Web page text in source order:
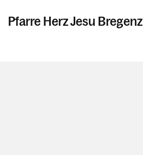
Pfarre Herz Jesu Bregenz